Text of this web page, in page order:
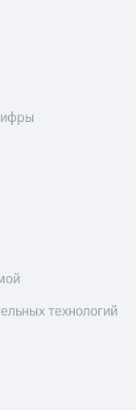
технологий